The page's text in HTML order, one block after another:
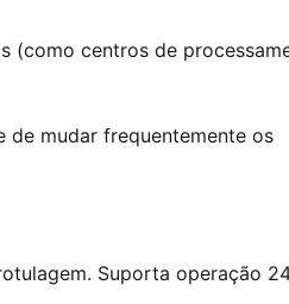
(como centros de
de mudar frequentemente os
Suporta operação